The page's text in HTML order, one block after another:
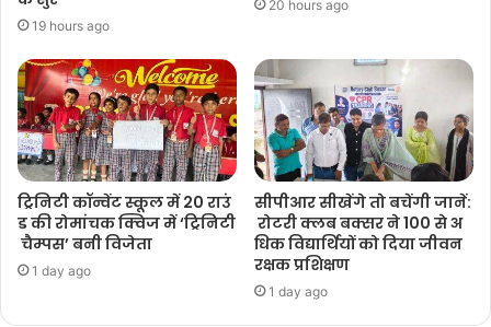
19 hours ago
20 hours ago
ट्रिनिटी कॉन्वेंट स्कूल में 20 राउं
ड की रोमांचक क्विज में ‘ट्रिनिटी
चैम्पस’ बनी विजेता
1 day ago
सीपीआर सीखेंगे तो बचेंगी जानें:
रोटरी क्लब बक्सर ने 100 से अ
धिक विद्यार्थियों को दिया जीवन
रक्षक प्रशिक्षण
1 day ago